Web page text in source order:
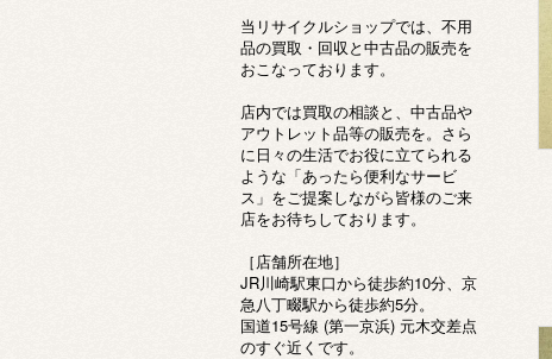
当リサイクルショップでは、不用
品の買取・回収と中古品の販売を
おこなっております。
店内では買取の相談と、中古品や
アウトレット品等の販売を。さら
に日々の生活でお役に立てられる
ような「あったら便利なサービ
ス」をご提案しながら皆様のご来
店をお待ちしております。
［店舗所在地］
JR川崎駅東口から徒歩約10分、京
急八丁畷駅から徒歩約5分。
国道15号線 (第一京浜) 元木交差点
のすぐ近くです。